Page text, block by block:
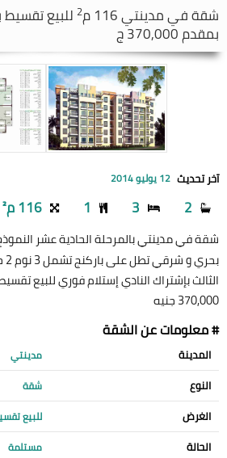
شقة فيمدينتي 2 للبيع
بمقدم 370,000 ج
آخر تحديث 12 يوليو 2014
2
3
1 116 م²
شقة في مدينتي بالمرحلة الحادية عشر
370,000 جنيه
# معلومات عن الشقة
المدينة مدينتي
النوع شقة
الغرض للبيع
الحالة مستلمة